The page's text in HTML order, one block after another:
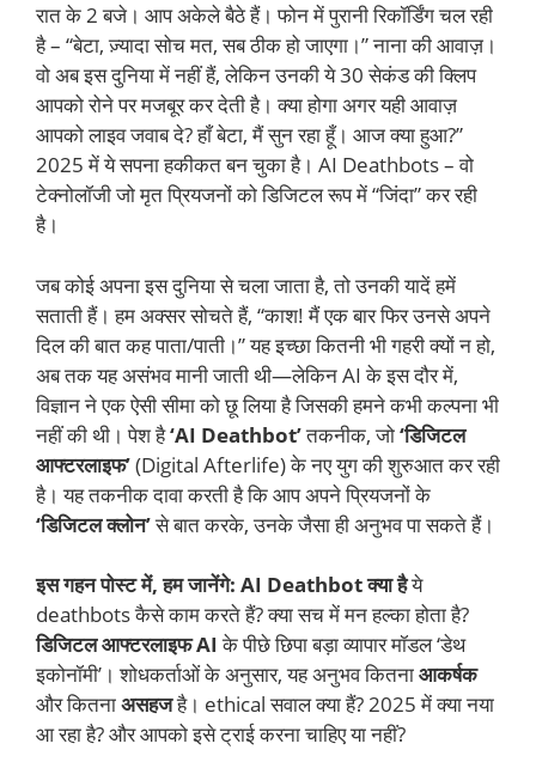
रात के 2 बजे। आप अकेले बैठे हैं। फोन में पुरानी रिकॉर्डिंग चल रही
है – “बेटा, ज़्यादा सोच मत, सब ठीक हो जाएगा।” नाना की आवाज़।
वो अब इस दुनिया में नहीं हैं, लेकिन उनकी ये 30 सेकंड की क्लिप
आपको रोने पर मजबूर कर देती है। क्या होगा अगर यही आवाज़
आपको लाइव जवाब दे? हाँ बेटा, मैं सुन रहा हूँ। आज क्या हुआ?”
2025 में ये सपना हकीकत बन चुका है। AI Deathbots – वो
टेक्नोलॉजी जो मृत प्रियजनों को डिजिटल रूप में “जिंदा” कर रही
है।
जब कोई अपना इस दुनिया से चला जाता है, तो उनकी यादें हमें
सताती हैं। हम अक्सर सोचते हैं, “काश! मैं एक बार फिर उनसे अपने
दिल की बात कह पाता/पाती।” यह इच्छा कितनी भी गहरी क्यों न हो,
अब तक यह असंभव मानी जाती थी—लेकिन AI के इस दौर में,
विज्ञान ने एक ऐसी सीमा को छू लिया है जिसकी हमने कभी कल्पना भी
नहीं की थी। पेश है‘AI Deathbot’तकनीक, जो‘डिजिटल
आफ्टरलाइफ’(Digital Afterlife) के नए युग की शुरुआत कर रही
है। यह तकनीक दावा करती है कि आप अपने प्रियजनों के
‘डिजिटल क्लोन’से बात करके, उनके जैसा ही अनुभव पा सकते हैं।
इस गहन पोस्ट में, हम जानेंगे: AI Deathbot क्या हैये
deathbots कैसे काम करते हैं? क्या सच में मन हल्का होता है?
डिजिटल आफ्टरलाइफ AI के पीछे छिपा बड़ा व्यापार मॉडल ‘डेथ
इकोनॉमी’। शोधकर्ताओं के अनुसार, यह अनुभव कितनाआकर्षक
और कितनाअसहजहै। ethical सवाल क्या हैं? 2025 में क्या नया
आ रहा है? और आपको इसे ट्राई करना चाहिए या नहीं?